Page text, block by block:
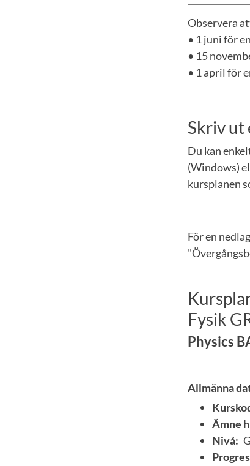
Observera
• 1 juni för
• 15
• 1 april för
Skriv ut
Du kan
(Windows)
kursplanen
För en
Fysik
Physics
Allmänna
Ämne
Nivå: